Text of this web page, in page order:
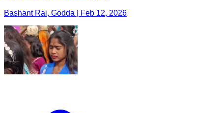
Bashant Rai, Godda | Feb 12, 2026